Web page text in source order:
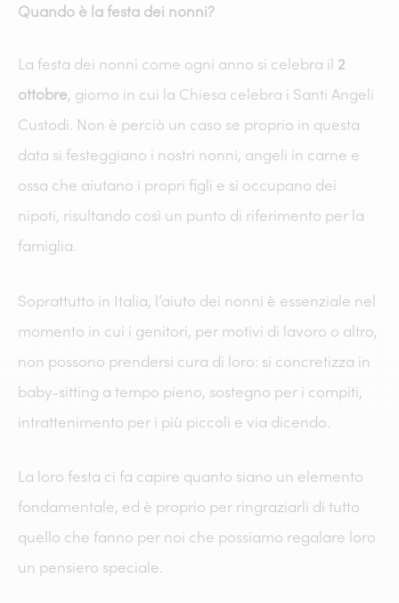
Quando è la festa dei nonni?
La festa dei nonni come ogni anno si celebra il 2
ottobre, giorno in cui la Chiesa celebra i Santi Angeli
Custodi. Non è perciò un caso se proprio in questa
data si festeggiano i nostri nonni, angeli in carne e
ossa che aiutano i propri figli e si occupano dei
nipoti, risultando così un punto di riferimento per la
famiglia.
Soprattutto in Italia, l’aiuto dei nonni è essenziale nel
momento in cui i genitori, per motivi di lavoro o altro,
non possono prendersi cura di loro: si concretizza in
baby-sitting a tempo pieno, sostegno per i compiti,
intrattenimento per i più piccoli e via dicendo.
La loro festa ci fa capire quanto siano un elemento
fondamentale, ed è proprio per ringraziarli di tutto
quello che fanno per noi che possiamo regalare loro
un pensiero speciale.